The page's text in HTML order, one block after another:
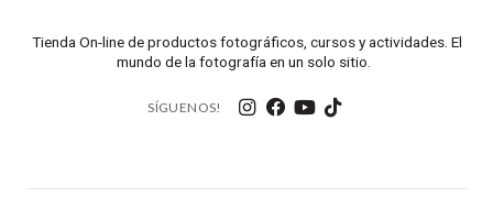
Tienda On-line de productos fotográficos, cursos y actividades. El
mundo de la fotografía en un solo sitio.
SÍGUENOS!